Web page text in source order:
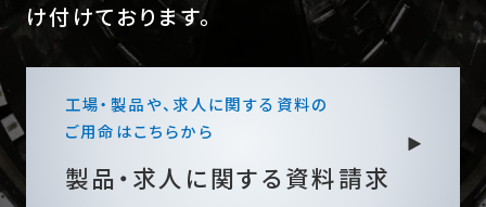
け付けております。
工場・製品や、求人に関する資料の
ご用命はこちらから
製品・求人に関する資料請求